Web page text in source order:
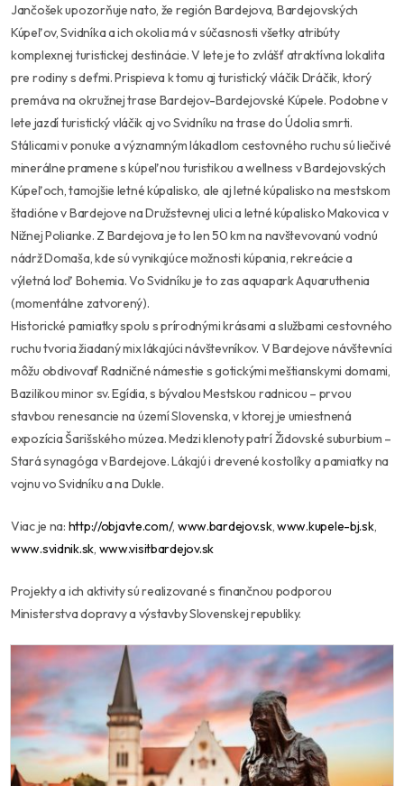
Jančošek upozorňuje nato, že región Bardejova, Bardejovských
Kúpeľov, Svidníka a ich okolia má v súčasnosti všetky atribúty
komplexnej turistickej destinácie. V lete je to zvlášť atraktívna lokalita
pre rodiny s deťmi. Prispieva k tomu aj turistický vláčik Dráčik, ktorý
premáva na okružnej trase Bardejov-Bardejovské Kúpele. Podobne v
lete jazdí turistický vláčik aj vo Svidníku na trase do Údolia smrti.
Stálicami v ponuke a významným lákadlom cestovného ruchu sú liečivé
minerálne pramene s kúpeľnou turistikou a wellness v Bardejovských
Kúpeľoch, tamojšie letné kúpalisko, ale aj letné kúpalisko na mestskom
štadióne v Bardejove na Družstevnej ulici a letné kúpalisko Makovica v
Nižnej Polianke. Z Bardejova je to len 50 km na navštevovanú vodnú
nádrž Domaša, kde sú vynikajúce možnosti kúpania, rekreácie a
výletná loď Bohemia. Vo Svidníku je to zas aquapark Aquaruthenia
(momentálne zatvorený).
Historické pamiatky spolu s prírodnými krásami a službami cestovného
ruchu tvoria žiadaný mix lákajúci návštevníkov. V Bardejove návštevníci
môžu obdivovať Radničné námestie s gotickými meštianskymi domami,
Bazilikou minor sv. Egídia, s bývalou Mestskou radnicou – prvou
stavbou renesancie na území Slovenska, v ktorej je umiestnená
expozícia Šarišského múzea. Medzi klenoty patrí Židovské suburbium –
Stará synagóga v Bardejove. Lákajú i drevené kostolíky a pamiatky na
vojnu vo Svidníku a na Dukle.
Viac je na: http://objavte.com/, www.bardejov.sk,www.kupele-bj.sk,
www.svidnik.sk, www.visitbardejov.sk
Projekty a ich aktivity sú realizované s finančnou podporou
Ministerstva dopravy a výstavby Slovenskej republiky.